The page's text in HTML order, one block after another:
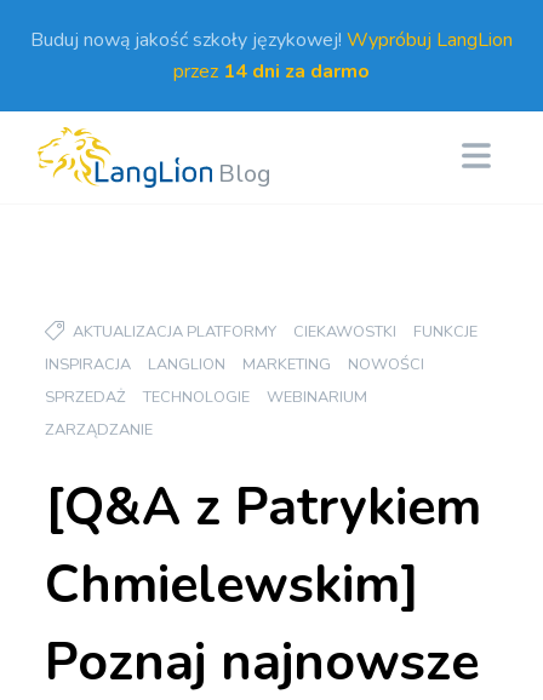
Buduj nową jakość szkoły językowej! Wypróbuj LangLion
przez 14 dni za darmo
Blog
AKTUALIZACJA PLATFORMY CIEKAWOSTKI
FUNKCJE
INSPIRACJA
LANGLION MARKETING
NOWOŚCI
SPRZEDAŻ
TECHNOLOGIE
WEBINARIUM
ZARZĄDZANIE
[Q&A z Patrykiem
Chmielewskim]
Poznaj najnowsze